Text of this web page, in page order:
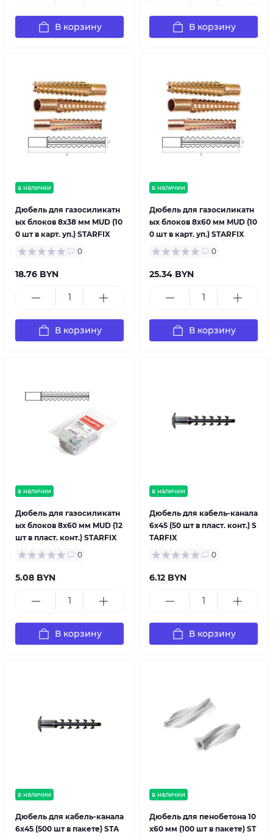
В корзину В корзину
в наличии
Дюбель для газосиликатн
ых блоков 8х38 мм MUD (10
0 шт в карт. уп.) STARFIX
0
18.76 BYN
В корзину
в наличии
Дюбель для газосиликатн
ых блоков 8х60 мм MUD (10
0 шт в карт. уп.) STARFIX
0
25.34 BYN
В корзину
в наличии
Дюбель для газосиликатн
ых блоков 8х60 мм MUD (12
шт в пласт. конт.) STARFIX
0
5.08 BYN
В корзину
в наличии
Дюбель для кабель-канала
6х45 (50 шт в пласт. конт.) S
TARFIX
0
6.12 BYN
В корзину
в наличии
Дюбель для кабель-канала
6х45 (500 шт в пакете) STA
в наличии
Дюбель для пенобетона 10
х60 мм (100 шт в пакете) ST